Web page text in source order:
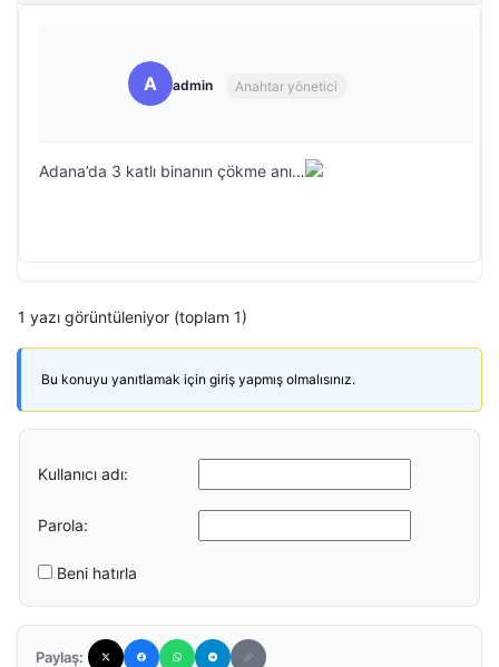
A admin Anahtar yönetici
Adana’da 3 katlı binanın çökme anı…
1 yazı görüntüleniyor (toplam 1)
Bu konuyu yanıtlamak için giriş yapmış olmalısınız.
Kullanıcı adı:
Parola:
Beni hatırla
Paylaş: